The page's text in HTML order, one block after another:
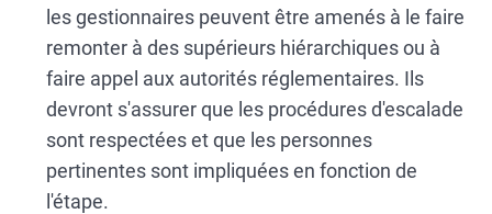
les gestionnaires peuvent être amenés à le faire
remonter à des supérieurs hiérarchiques ou à
faire appel aux autorités réglementaires. Ils
devront s'assurer que les procédures d'escalade
sont respectées et que les personnes
pertinentes sont impliquées en fonction de
l'étape.